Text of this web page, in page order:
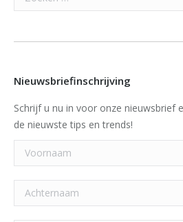
Nieuwsbriefinschrijving
Schrijf u nu in voor onze nieuwsbrief
de nieuwste tips en trends!